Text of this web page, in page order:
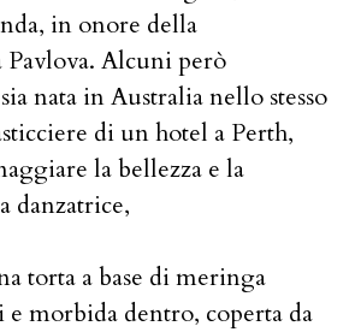
in onore della
Alcuni però
nata in Australia nello stesso
di un hotel a Perth,
la bellezza e la
danzatrice,
torta a base di meringa
e morbida dentro, coperta da